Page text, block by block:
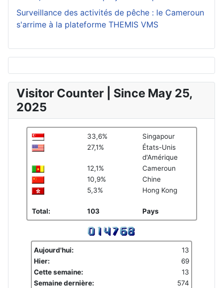
Surveillance des activités de pêche : le Cameroun
s'arrime à la plateforme THEMIS VMS
Visitor Counter | Since May 25,
2025
33,6%
Singapour
27,1%
États-Unis
d'Amérique
12,1%
Cameroun
10,9%
Chine
5,3%
Hong Kong
Total: 103 Pays
Aujourd'hui:
13
Hier:
69
Cette semaine:
13
Semaine dernière:
574